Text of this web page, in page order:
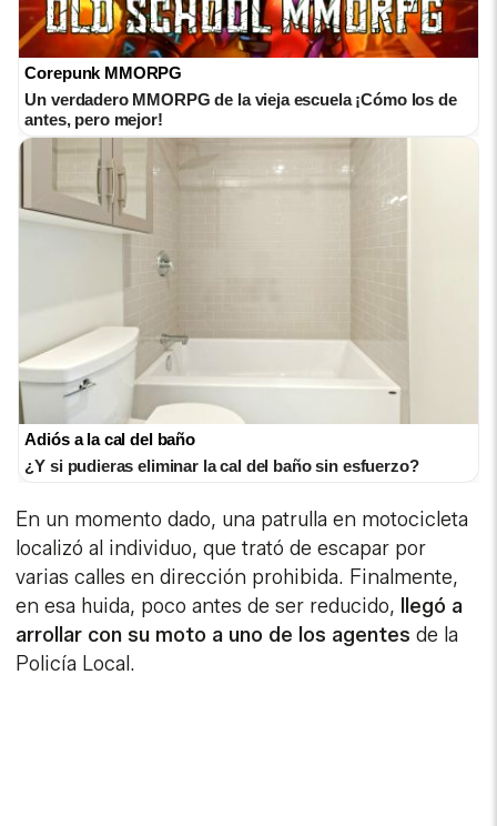
Corepunk MMORPG
Un verdadero MMORPG de la vieja escuela ¡Cómo los de
antes, pero mejor!
Adiós a la cal del baño
¿Y si pudieras eliminar la cal del baño sin esfuerzo?
En un momento dado, una patrulla en motocicleta
localizó al individuo, que trató de escapar por
varias calles en dirección prohibida. Finalmente,
en esa huida, poco antes de ser reducido, llegó a
arrollar con su moto a uno de los agentes de la
Policía Local.